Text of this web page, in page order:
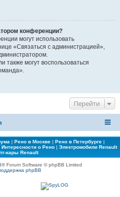
конференции?
могут использовать
«Связаться с администрацией»,
также могут воспользоваться
Перейти
| Рено в Москве | Рено в Петербурге |
Интересности о Рено| Электромобили Renault
кары Renault
® Forum Software © phpBB Limited
phpBB